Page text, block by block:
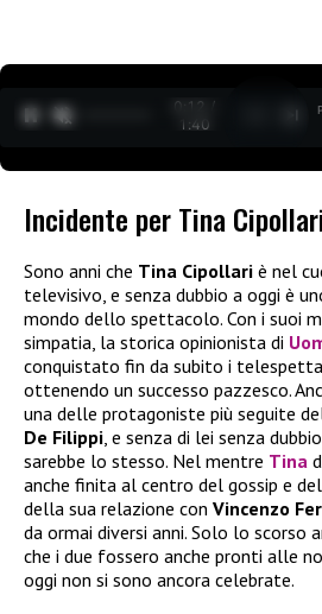
0:12 /
1:40
Incidente per Tina
Sono anni che Tina Cipollari è nel
televisivo, e senza dubbio a oggi è
mondo dello spettacolo. Con i suoi
simpatia, la storica opinionista di
conquistato fin da subito i
ottenendo un successo pazzesco.
una delle protagoniste più seguite
De Filippi, e senza di lei senza
sarebbe lo stesso. Nel mentre Tina
anche finita al centro del gossip e
della sua relazione con Vincenzo
da ormai diversi anni. Solo lo scorso
che i due fossero anche pronti alle
oggi non si sono ancora celebrate.